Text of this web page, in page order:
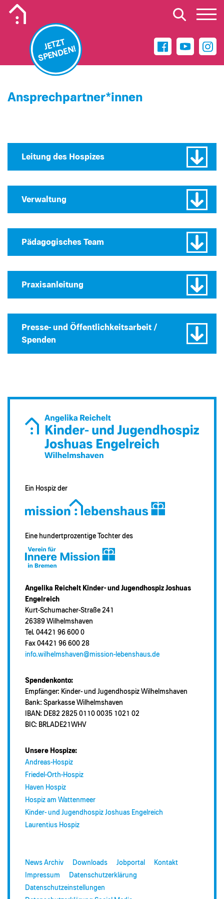
JETZT
SPENDEN!
Ansprechpartner*innen
Leitung des Hospizes
Verwaltung
Pädagogisches Team
Praxisanleitung
Presse- und Öffentlichkeitsarbeit /
Spenden
Ein Hospiz der
Eine hundertprozentige Tochter des
Angelika Reichelt Kinder- und Jugendhospiz Joshuas
Engelreich
Kurt-Schumacher-Straße 241
26389 Wilhelmshaven
Tel. 04421 96 600 0
Fax 04421 96 600 28
info.wilhelmshaven@mission-lebenshaus.de
Spendenkonto:
Empfänger: Kinder- und Jugendhospiz Wilhelmshaven
Bank: Sparkasse Wilhelmshaven
IBAN: DE82 2825 0110 0035 1021 02
BIC: BRLADE21WHV
Unsere Hospize:
Andreas-Hospiz
Friedel-Orth-Hospiz
Haven Hospiz
Hospiz am Wattenmeer
Kinder- und Jugendhospiz Joshuas Engelreich
Laurentius Hospiz
News Archiv Downloads Jobportal
Kontakt
Impressum
Datenschutzerklärung
Datenschutzeinstellungen
Mobiles Logo des Kinderhospiz Wilhelmshaven